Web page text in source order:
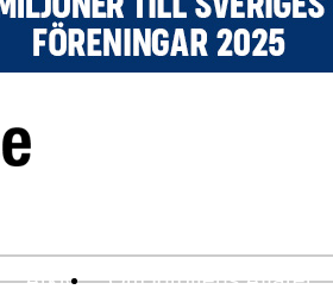
Arkiv Om Idrottens Affärer